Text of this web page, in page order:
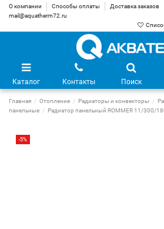
О компании Способы оплаты Доставка заказов
mail@aquatherm72.ru
Каталог Контакты Поиск
Главная Отопление Радиаторы и конвекторы
панельные
Радиатор панельный ROMMER 11/300/
-5%